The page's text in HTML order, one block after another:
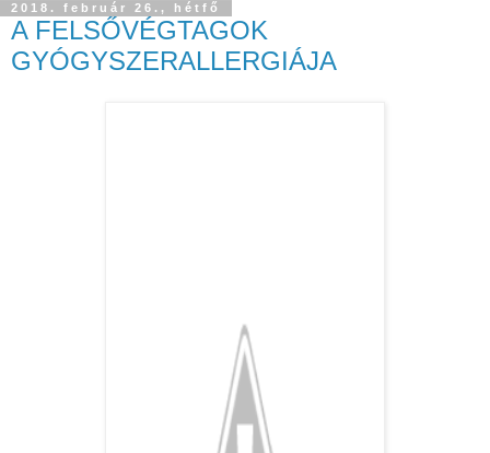
2018. február 26., hétfő
A FELSŐVÉGTAGOK
GYÓGYSZERALLERGIÁJA